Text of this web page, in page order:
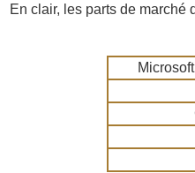
En clair, les parts de marché